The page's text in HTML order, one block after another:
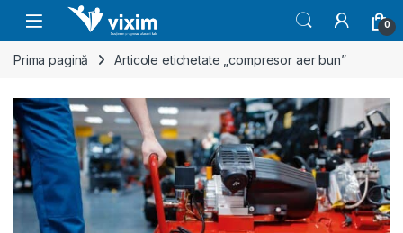
Skip to navigation
Skip to content
0
Prima pagină Articole etichetate „compresor aer bun”